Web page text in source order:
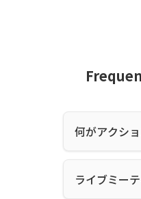
何がアクシ
ライブミー